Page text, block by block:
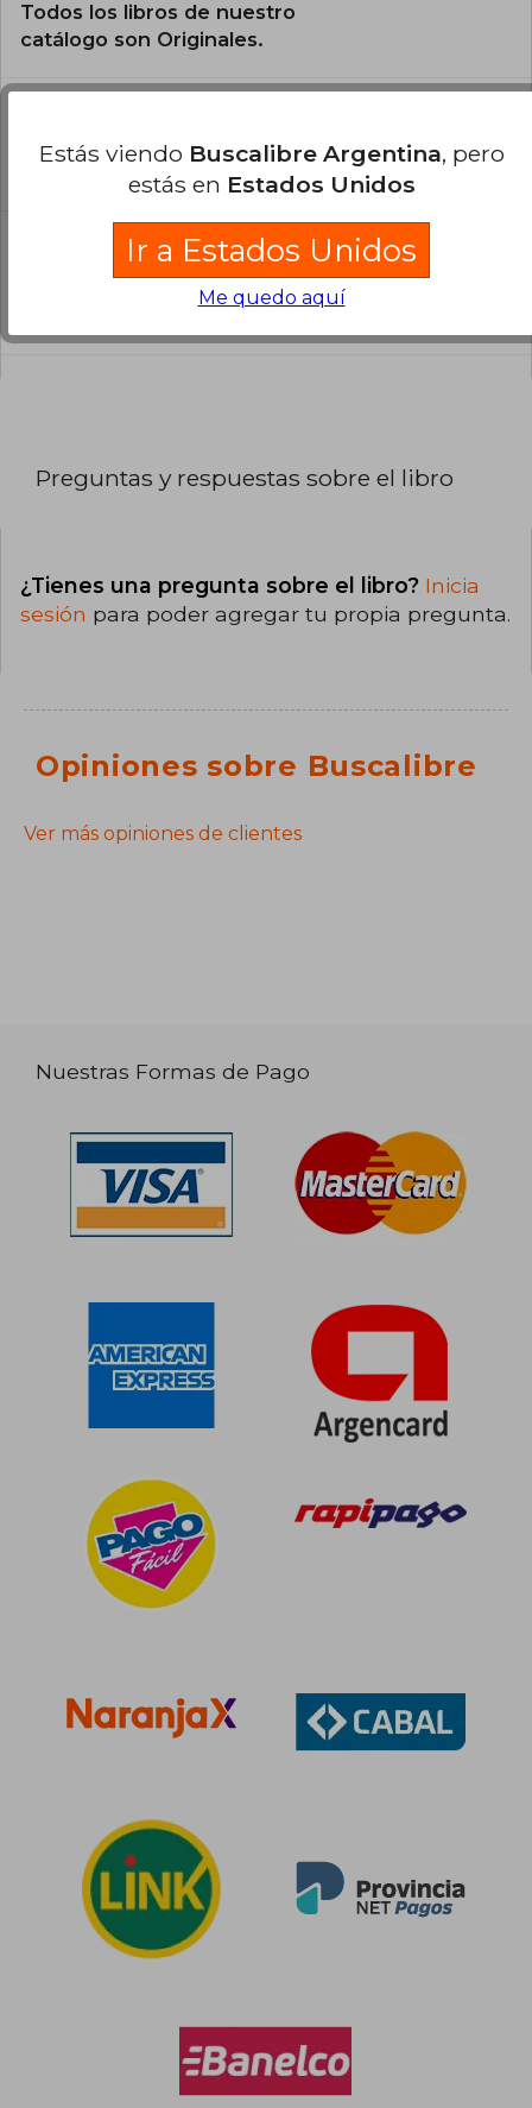
Todos los libros de nuestro
catálogo son Originales.
El libro está escrito en Español.
¿Cuál es la encuadernación de este libro?
La encuadernación de esta edición es Tapa
Preguntas y respuestas sobre el libro
¿Tienes una pregunta sobre el libro? Inicia
sesión para poder agregar tu propia pregunta.
Opiniones sobre Buscalibre
Ver más opiniones de clientes
Nuestras Formas de Pago
Estás viendo Buscalibre Argentina, pero
estás en Estados Unidos
Ir a Estados Unidos
Me quedo aquí